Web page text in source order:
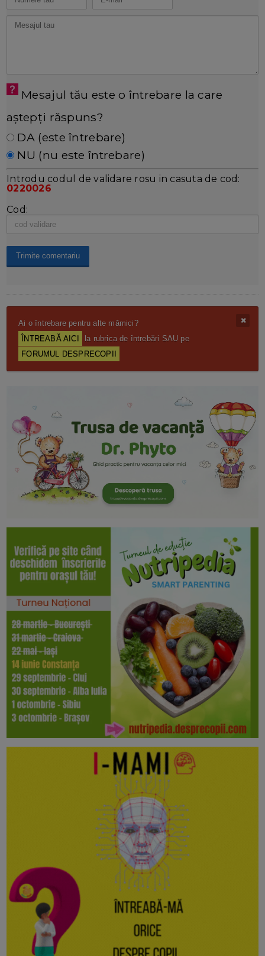
Mesajul tău este o întrebare la care
aștepți răspuns?
DA (este întrebare)
NU (nu este întrebare)
Introdu codul de validare rosu in casuta de cod:
0220026
Cod:
Ai o întrebare pentru alte mămici?
ÎNTREABĂ AICI
la rubrica de întrebări SAU pe
FORUMUL DESPRECOPII